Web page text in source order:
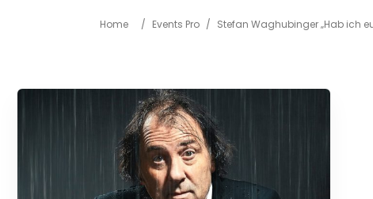
Home / Events Pro / Stefan Waghubinger „Hab ich